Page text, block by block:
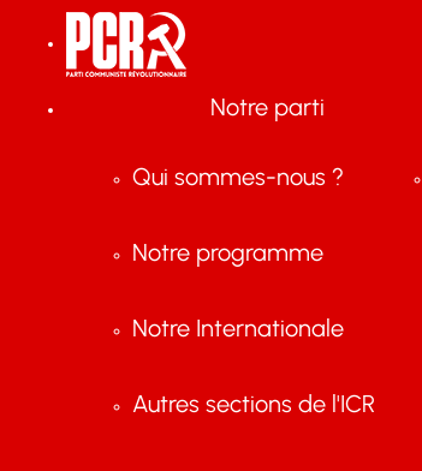
Notre parti
Qui sommes-nous ?
Notre programme
Notre Internationale
Autres sections de l'ICR